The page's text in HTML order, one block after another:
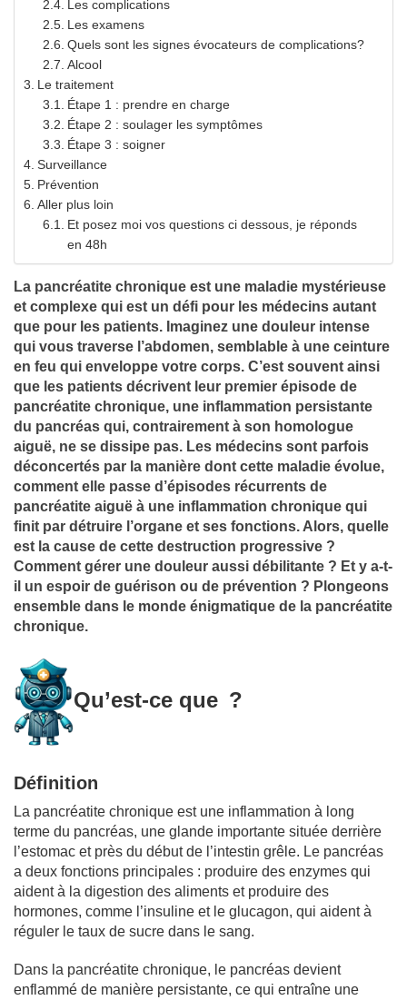
Les complications
Les examens
Quels sont les signes évocateurs de complications?
Alcool
Le traitement
Étape 1 : prendre en charge
Étape 2 : soulager les symptômes
Étape 3 : soigner
Surveillance
Prévention
Aller plus loin
Et posez moi vos questions ci dessous, je réponds
en 48h
La pancréatite chronique est une maladie mystérieuse
et complexe qui est un défi pour les médecins autant
que pour les patients. Imaginez une douleur intense
qui vous traverse l’abdomen, semblable à une ceinture
en feu qui enveloppe votre corps. C’est souvent ainsi
que les patients décrivent leur premier épisode de
pancréatite chronique, une inflammation persistante
du pancréas qui, contrairement à son homologue
aiguë, ne se dissipe pas. Les médecins sont parfois
déconcertés par la manière dont cette maladie évolue,
comment elle passe d’épisodes récurrents de
pancréatite aiguë à une inflammation chronique qui
finit par détruire l’organe et ses fonctions. Alors, quelle
est la cause de cette destruction progressive ?
Comment gérer une douleur aussi débilitante ? Et y a-t-
il un espoir de guérison ou de prévention ? Plongeons
ensemble dans le monde énigmatique de la pancréatite
chronique.
Qu’est-ce que ?
Définition
La pancréatite chronique est une inflammation à long
terme du pancréas, une glande importante située derrière
l’estomac et près du début de l’intestin grêle. Le pancréas
a deux fonctions principales : produire des enzymes qui
aident à la digestion des aliments et produire des
hormones, comme l’insuline et le glucagon, qui aident à
réguler le taux de sucre dans le sang.
Dans la pancréatite chronique, le pancréas devient
enflammé de manière persistante, ce qui entraîne une